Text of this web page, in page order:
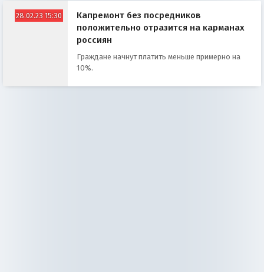
28.02.23 15:30
Капремонт без посредников
положительно отразится на карманах
россиян
Граждане начнут платить меньше примерно на
10%.